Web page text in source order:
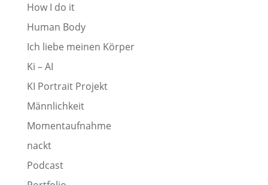
How I do it
Human Body
Ich liebe meinen Körper
Ki – AI
KI Portrait Projekt
Männlichkeit
Momentaufnahme
nackt
Podcast